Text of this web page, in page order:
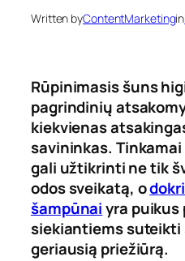
Written byContentMarketingin
Rūpinimasis šuns
pagrindinių
kiekvienas
savininkas.
gali užtikrinti ne tik
odos sveikatą, o
šampūnaiyra puikus
siekiantiems
geriausią priežiūrą.